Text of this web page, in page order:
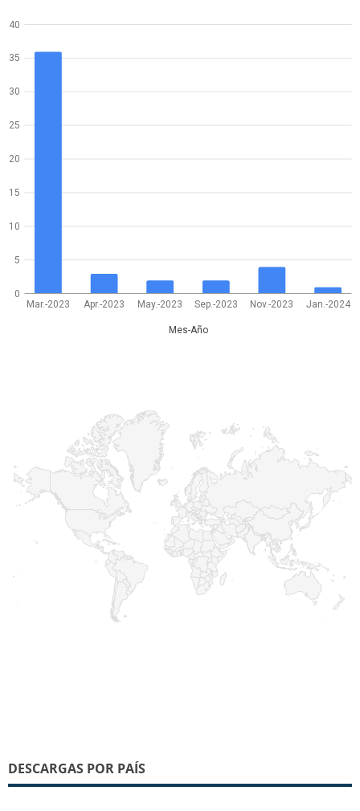
Mar.-2023 Apr.-2023 May.-2023 Sep.-2023 Nov.-2023 Jan.-2024
Mes-Año
0
5
10
15
20
25
30
35
40
DESCARGAS POR PAÍS